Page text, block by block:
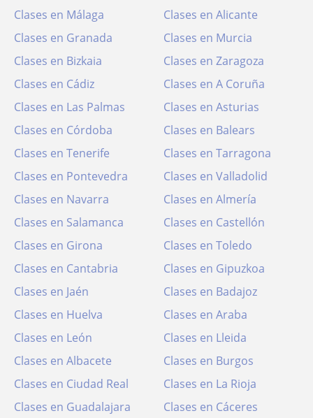
Clases en Málaga
Clases en Alicante
Clases en Granada
Clases en Murcia
Clases en Bizkaia
Clases en Zaragoza
Clases en Cádiz
Clases en A Coruña
Clases en Las Palmas
Clases en Asturias
Clases en Córdoba
Clases en Balears
Clases en Tenerife
Clases en Tarragona
Clases en Pontevedra
Clases en Valladolid
Clases en Navarra
Clases en Almería
Clases en Salamanca
Clases en Castellón
Clases en Girona
Clases en Toledo
Clases en Cantabria
Clases en Gipuzkoa
Clases en Jaén
Clases en Badajoz
Clases en Huelva
Clases en Araba
Clases en León
Clases en Lleida
Clases en Albacete
Clases en Burgos
Clases en Ciudad Real
Clases en La Rioja
Clases en Guadalajara
Clases en Cáceres